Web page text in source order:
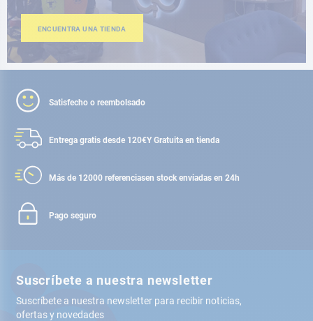
ENCUENTRA UNA TIENDA
Satisfecho o reembolsado
Entrega gratis desde 120€Y Gratuita en tienda
Más de 12000 referenciasen stock enviadas en 24h
Pago seguro
Suscríbete a nuestra newsletter
Suscríbete a nuestra newsletter para recibir noticias,
ofertas y novedades